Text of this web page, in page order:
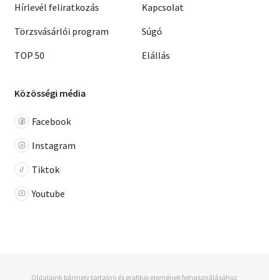
Hírlevél feliratkozás
Törzsvásárlói program
TOP 50
Kapcsolat
Súgó
Elállás
Közösségi média
Facebook
Instagram
Tiktok
Youtube
Oldalaink bármely tartalmi és grafikai elemének felhasználásához